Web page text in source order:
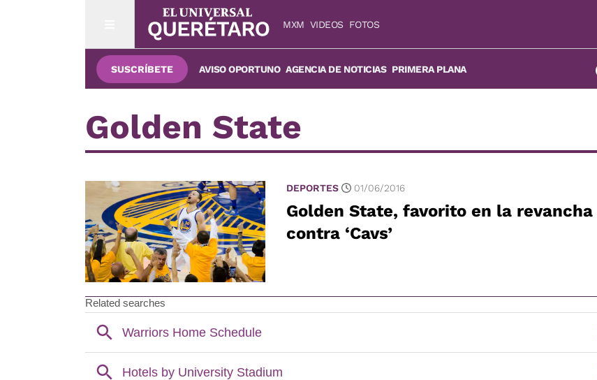
MXM VIDEOS FOTOS
SUSCRÍBETE AVISO OPORTUNO AGENCIA DE NOTICIAS PRIMERA PLANA
Golden State
DEPORTES 01/06/2016
Golden State, favorito en la revancha
contra ‘Cavs’